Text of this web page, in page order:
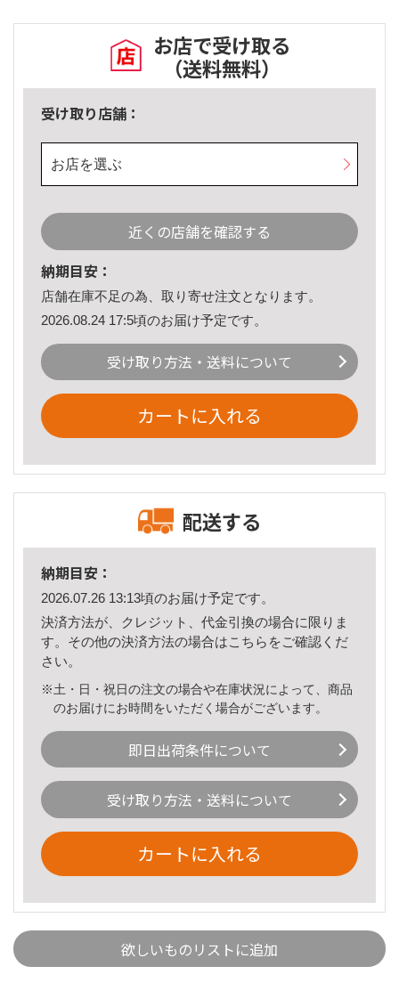
お店で受け取る
（送料無料）
受け取り店舗：
お店を選ぶ
近くの店舗を確認する
納期目安：
店舗在庫不足の為、取り寄せ注文となります。
2026.08.24 17:5頃のお届け予定です。
受け取り方法・送料について
カートに入れる
配送する
納期目安：
2026.07.26 13:13頃のお届け予定です。
決済方法が、クレジット、代金引換の場合に限りま
す。その他の決済方法の場合はこちら をご確認くだ
さい。
※土・日・祝日の注文の場合や在庫状況によって、商品
のお届けにお時間をいただく場合がございます。
即日出荷条件について
受け取り方法・送料について
カートに入れる
欲しいものリストに追加